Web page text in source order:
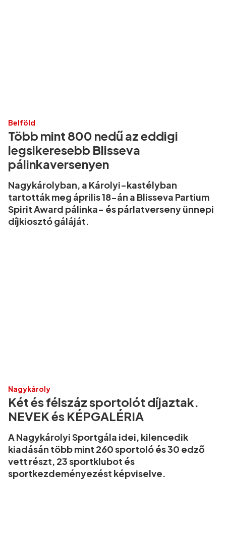
Belföld
Több mint 800 nedű az eddigi
legsikeresebb Blisseva
pálinkaversenyen
Nagykárolyban, a Károlyi-kastélyban
tartották meg április 18-án a Blisseva Partium
Spirit Award pálinka- és párlatverseny ünnepi
díjkiosztó gáláját.
Nagykároly
Két és félszáz sportolót díjaztak.
NEVEK és KÉPGALÉRIA
A Nagykárolyi Sportgála idei, kilencedik
kiadásán több mint 260 sportoló és 30 edző
vett részt, 23 sportklubot és
sportkezdeményezést képviselve.